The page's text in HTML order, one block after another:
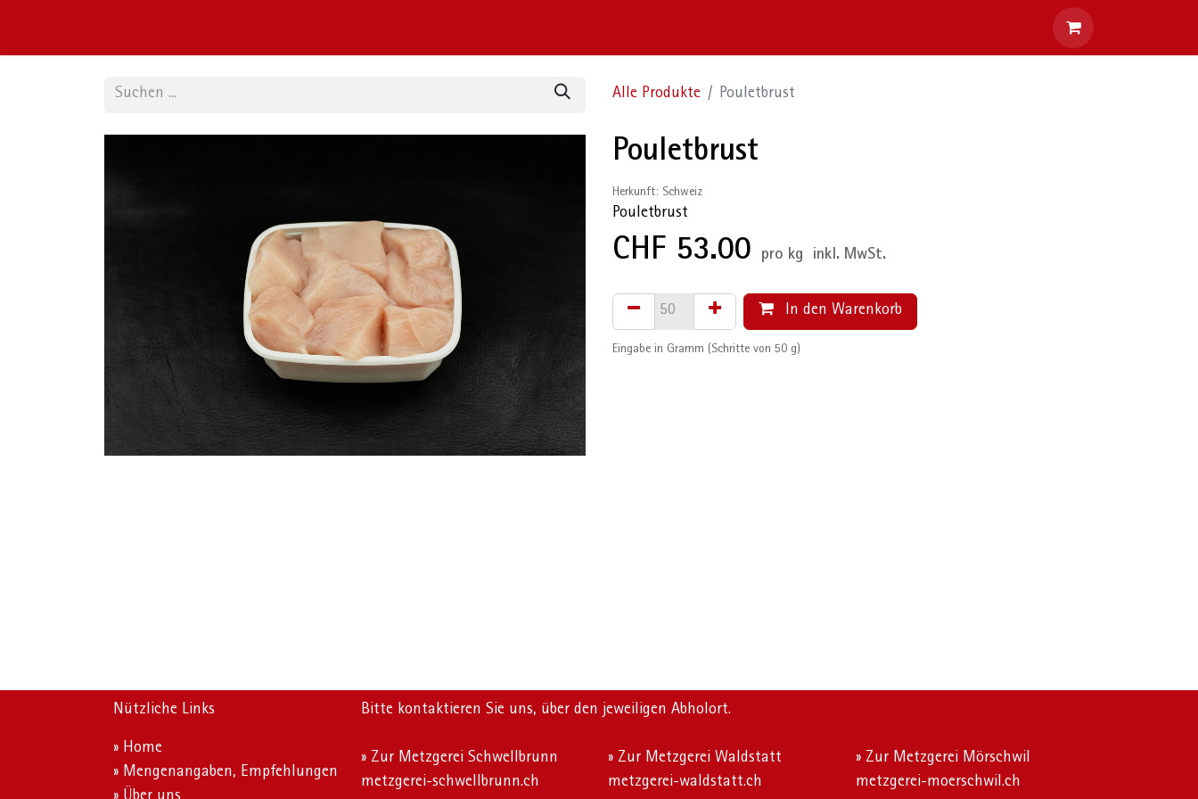
Alle Produkte Pouletbrust
Pouletbrust
Herkunft: Schweiz
Pouletbrust
CHF 53.00 pro kg inkl. MwSt.
In den Warenkorb
Eingabe in Gramm (Schritte von 50 g)
Nützliche Links
» Home
» Mengenangaben, Empfehlungen
» Zur Metzgerei Schwellbrunn
metzgerei-schwellbrunn.ch
» Zur Metzgerei Waldstatt
metzgerei-waldstatt.ch
» Zur Metzgerei Mörschwil
metzgerei-moerschwil.ch
Bitte kontaktieren Sie uns, über den jeweiligen Abholort.